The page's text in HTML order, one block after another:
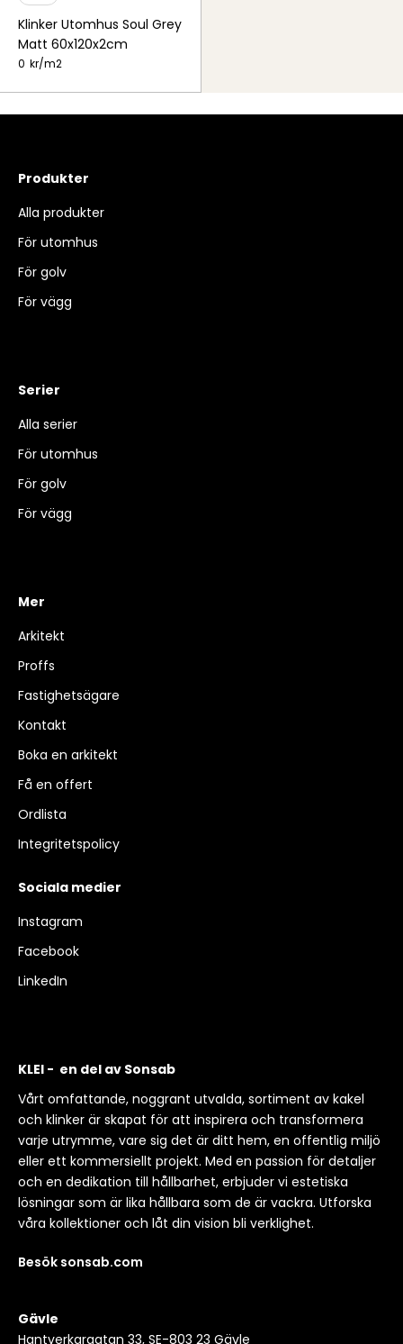
Klinker Utomhus Soul Grey
Matt 60x120x2cm
0 kr/m2
Produkter
Alla produkter
För utomhus
För golv
För vägg
Serier
Alla serier
För utomhus
För golv
För vägg
Mer
Arkitekt
Proffs
Fastighetsägare
Kontakt
Boka en arkitekt
Få en offert
Ordlista
Integritetspolicy
Sociala medier
Instagram
Facebook
LinkedIn
KLEI - en del av Sonsab
Vårt omfattande, noggrant utvalda, sortiment av kakel
och klinker är skapat för att inspirera och transformera
varje utrymme, vare sig det är ditt hem, en offentlig miljö
eller ett kommersiellt projekt. Med en passion för detaljer
och en dedikation till hållbarhet, erbjuder vi estetiska
lösningar som är lika hållbara som de är vackra. Utforska
våra kollektioner och låt din vision bli verklighet.
Besök sonsab.com
Gävle
Hantverkargatan 33, SE-803 23 Gävle